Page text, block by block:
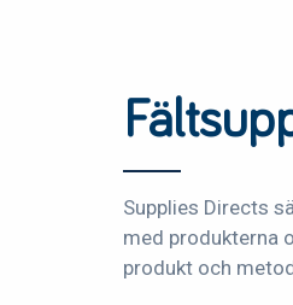
Supplies Directs
med produkterna
produkt och